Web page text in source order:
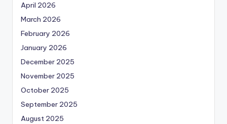
April 2026
March 2026
February 2026
January 2026
December 2025
November 2025
October 2025
September 2025
August 2025